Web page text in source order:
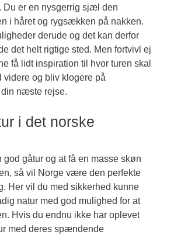
Du er en nysgerrig sjæl den
i håret og rygsækken på nakken.
derude og det kan derfor
det helt rigtige sted. Men fortvivl ej
få lidt inspiration til hvor turen skal
og bliv klogere på
næste rejse.
i det norske
god gåtur og at få en masse skøn
så vil Norge være den perfekte
Her vil du med sikkerhed kunne
natur med god mulighed for at
Hvis du endnu ikke har oplevet
med deres spændende